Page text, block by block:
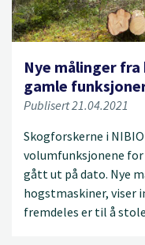
Nye målinger
gamle
Publisert 21.04.2021
Skogforskerne i
volumfunksjonene
gått ut på dato. Nye
hogstmaskiner, viser
fremdeles er til å